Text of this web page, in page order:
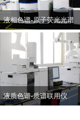
液相色谱-原子荧光光谱
液质色谱-质谱联用仪